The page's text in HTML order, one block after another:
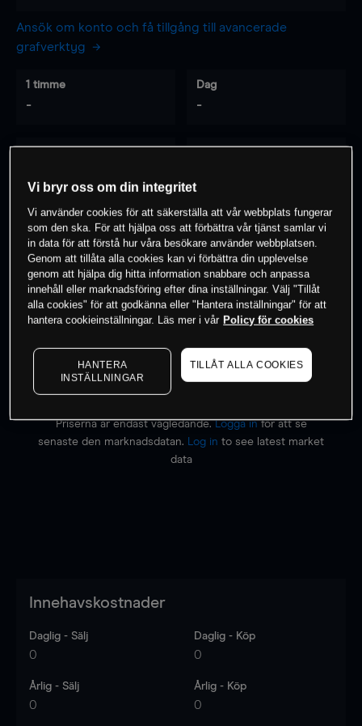
Ansök om konto och få tillgång till avancerade
grafverktyg
1 timme
-
Dag
-
0% av kunderna har en position i detta
instrument
Börja handla
Priserna är endast vägledande.Logga inför att se
senaste den marknadsdatan.
Log in to see latest market
data
Innehavskostnader
Daglig - Sälj
0
Daglig - Köp
0
Årlig - Sälj
0
Årlig - Köp
0
Vi bryr oss om din integritet
Vi använder cookies för att säkerställa att vår webbplats fungerar
som den ska. För att hjälpa oss att förbättra vår tjänst samlar vi
in data för att förstå hur våra besökare använder webbplatsen.
Genom att tillåta alla cookies kan vi förbättra din upplevelse
genom att hjälpa dig hitta information snabbare och anpassa
innehåll eller marknadsföring efter dina inställningar. Välj "Tillåt
alla cookies" för att godkänna eller "Hantera inställningar" för att
hantera cookieinställningar. Läs mer i vår Policy för cookies
HANTERA
INSTÄLLNINGAR
TILLÅT ALLA COOKIES